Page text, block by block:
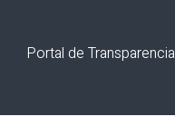
Portal de Transparencia